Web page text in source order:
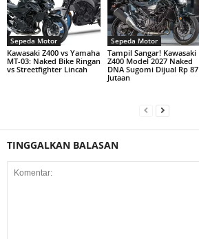
Sepeda Motor
Kawasaki Z400 vs Yamaha
MT-03: Naked Bike Ringan
vs Streetfighter Lincah
Sepeda Motor
Tampil Sangar! Kawasaki
Z400 Model 2027 Naked
DNA Sugomi Dijual Rp 87
Jutaan
TINGGALKAN BALASAN